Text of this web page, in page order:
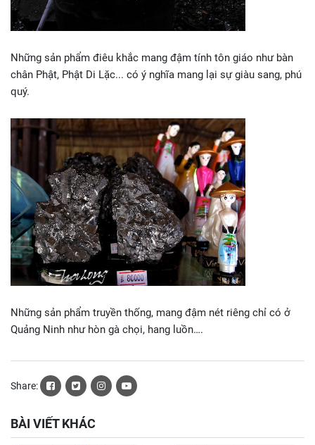
Những sản phẩm điêu khắc mang đậm tính tôn giáo như bàn
chân Phật, Phật Di Lặc... có ý nghĩa mang lại sự giàu sang, phú
quý.
Những sản phẩm truyền thống, mang đậm nét riêng chỉ có ở
Quảng Ninh như hòn gà chọi, hang luồn….
Share:
BÀI VIẾT KHÁC